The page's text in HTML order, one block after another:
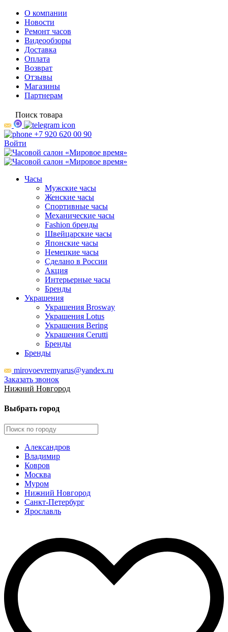
О компании
Новости
Ремонт часов
Видеообзоры
Доставка
Оплата
Возврат
Отзывы
Магазины
Партнерам
Поиск товара
+7 920 620 00 90
Войти
Часы
Мужские часы
Женские часы
Спортивные часы
Механические часы
Fashion бренды
Швейцарские часы
Японские часы
Немецкие часы
Сделано в России
Акция
Интерьерные часы
Бренды
Украшения
Украшения Brosway
Украшения Lotus
Украшения Bering
Украшения Cerutti
Бренды
Бренды
mirovoevremyarus@yandex.ru
Заказать звонок
Нижний Новгород
Выбрать город
Александров
Владимир
Ковров
Москва
Муром
Нижний Новгород
Санкт-Петербург
Ярославль